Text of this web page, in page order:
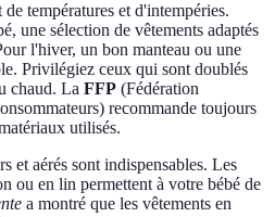
températures et d'intempéries.
une sélection de vêtements adaptés
l'hiver, un bon manteau ou une
Privilégiez ceux qui sont doublés
chaud. La FFP (Fédération
recommande toujours
utilisés.
et aérés sont indispensables. Les
ou en lin permettent à votre bébé de
a montré que les vêtements en